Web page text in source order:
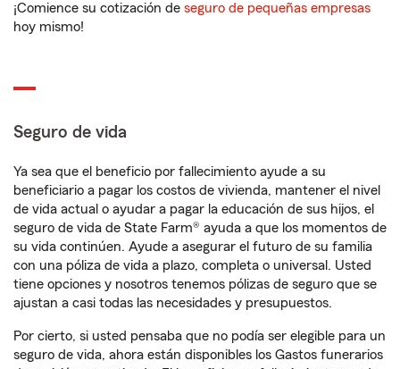
¡Comience su cotización de seguro de pequeñas empresas
hoy mismo!
Seguro de vida
Ya sea que el beneficio por fallecimiento ayude a su
beneficiario a pagar los costos de vivienda, mantener el nivel
de vida actual o ayudar a pagar la educación de sus hijos, el
seguro de vida de State Farm® ayuda a que los momentos de
su vida continúen. Ayude a asegurar el futuro de su familia
con una póliza de vida a plazo, completa o universal. Usted
tiene opciones y nosotros tenemos pólizas de seguro que se
ajustan a casi todas las necesidades y presupuestos.
Por cierto, si usted pensaba que no podía ser elegible para un
seguro de vida, ahora están disponibles los Gastos funerarios